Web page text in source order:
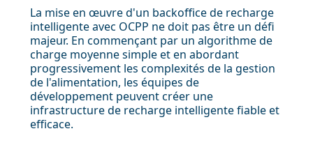
La mise en œuvre d'un backoffice de recharge
intelligente avec OCPP ne doit pas être un défi
majeur. En commençant par un algorithme de
charge moyenne simple et en abordant
progressivement les complexités de la gestion
de l'alimentation, les équipes de
développement peuvent créer une
infrastructure de recharge intelligente fiable et
efficace.